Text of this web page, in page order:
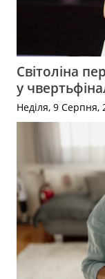
Світоліна
у
Неділя, 9 Серпня,